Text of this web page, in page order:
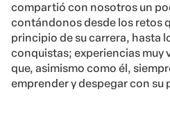
compartió con nosotros un
contándonos desde los retos
principio de su carrera, hasta
conquistas; experiencias muy
que, asimismo como él,
emprender y despegar con su